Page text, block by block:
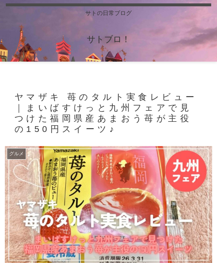
サトの日常ブログ
サトブロ！
ヤマザキ 苺のタルト実食レビュー
｜まいばすけっと九州フェアで見
つけた福岡県産あまおう苺が主役
の150円スイーツ♪
グルメ